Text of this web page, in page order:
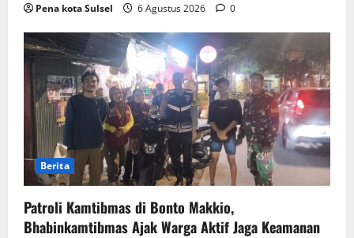
Pena kota Sulsel 6 Agustus 2026 0
Berita
Patroli Kamtibmas di Bonto Makkio,
Bhabinkamtibmas Ajak Warga Aktif Jaga Keamanan